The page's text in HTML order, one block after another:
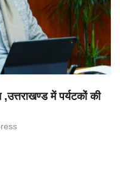
में पर्यटकों की